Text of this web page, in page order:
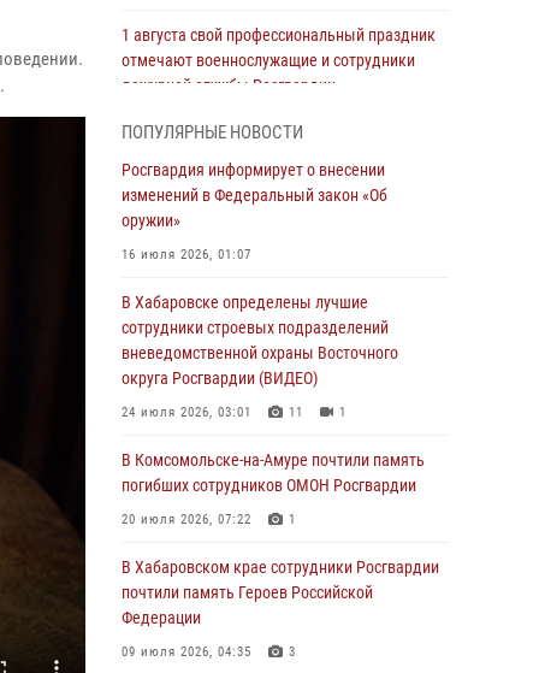
1 августа свой профессиональный праздник
отмечают военнослужащие и сотрудники
дежурной службы Росгвардии
День образования тыловых подразделений
Росгвардии
01 августа 2026, 00:00
краю состоялось информирование личного
состава по вопросам реализации
избирательного права
31 июля 2026, 03:26
оказали помощь женщине, потерявшей
сознание во время массового мероприятия
29 июля 2026, 23:24 2
В Хабаровске продолжается акция
«Каникулы с Росгвардией»
29 июля 2026, 02:51
ПОПУЛЯРНЫЕ НОВОСТИ
Росгвардия информирует о внесении
изменений в Федеральный закон «Об
оружии»
16 июля 2026, 01:07
В Хабаровске определены лучшие
сотрудники строевых подразделений
вневедомственной охраны Восточного
округа Росгвардии (ВИДЕО)
24 июля 2026, 03:01 11 1
В Комсомольске-на-Амуре почтили память
погибших сотрудников ОМОН Росгвардии
20 июля 2026, 07:22 1
В Хабаровском крае сотрудники Росгвардии
почтили память Героев Российской
Федерации
09 июля 2026, 04:35 3